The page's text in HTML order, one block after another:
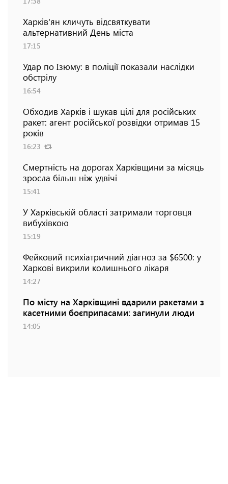
Харків'ян кличуть відсвяткувати
альтернативний День міста
17:15
Удар по Ізюму: в поліції показали наслідки
обстрілу
16:54
Обходив Харків і шукав цілі для російських
ракет: агент російської розвідки отримав 15
років
16:23
Смертність на дорогах Харківщини за місяць
зросла більш ніж удвічі
15:41
У Харківській області затримали торговця
вибухівкою
15:19
Фейковий психіатричний діагноз за $6500: у
Харкові викрили колишнього лікаря
14:27
По місту на Харківщині вдарили ракетами з
касетними боєприпасами: загинули люди
14:05